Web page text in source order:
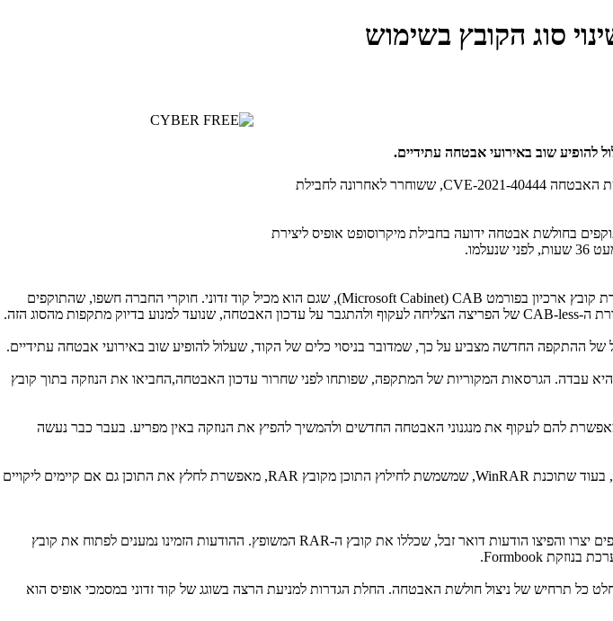
סוג הקובץ בשימוש
להופיע שוב באירועי אבטחה עתידיים.
האבטחה CVE-2021-40444, ששוחרר לאחרונה לחבילת
בחולשת אבטחה ידועה בחבילת מיקרוסופט אופיס ליצירת
קובץ ארכיון בפורמט CAB
(
Microsoft Cabinet), שגם הוא מכיל קוד זדוני. חוקרי החברה חשפו, שהתוקפים
ה-CAB-less של הפריצה הצליחה לעקוף ולהתגבר על עדכון האבטחה, שנועד למנוע בדיוק מתקפות מהסוג הזה.
עבדה. הגרסאות המקוריות של המתקפה, שפותחו לפני שחרור עדכון האבטחה,החביאו את הנוזקה בתוך קובץ
להם לעקוף את מנגנוני האבטחה החדשים ולהמשיך להפיץ את הנוזקה באין מפריע. בעבר כבר נעשה
WinRAR, שמשמשת לחילוץ התוכן מקובץ RAR, מאפשרת לחלץ את התוכן גם אם קיימים ליקויים
יצרו והפיצו הודעות דואר זבל, שכללו את קובץ ה-RAR המשופץ. ההודעות הזמינו נמענים לפתוח את קובץ
בנוזקת Formbook
.
כל תרחיש של ניצול חולשת האבטחה. החלת הגדרות למניעת הרצה בשוגג של קוד זדוני במסמכי אופיס הוא